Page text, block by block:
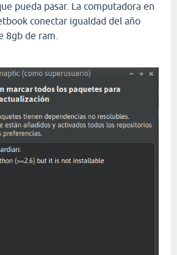
pueda pasar. La computadora en
conectar igualdad del año
8gb de ram.